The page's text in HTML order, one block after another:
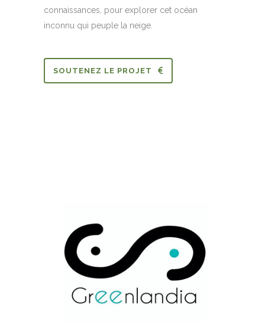
connaissances, pour explorer cet océan
inconnu qui peuple la neige.
SOUTENEZ LE PROJET